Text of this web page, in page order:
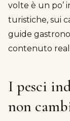
volte è un po’
turistiche, sui
guide
contenuto
I pesci
non